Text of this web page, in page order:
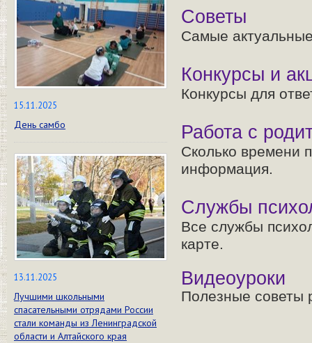
15.11.2025
День самбо
13.11.2025
Лучшими школьными
спасательными отрядами России
стали команды из Ленинградской
области и Алтайского края
Советы
Самые
Конкурсы и
Конкурсы для
Работа с
Сколько времени
информация.
Службы
Все службы
карте.
Видеоуроки
Полезные советы